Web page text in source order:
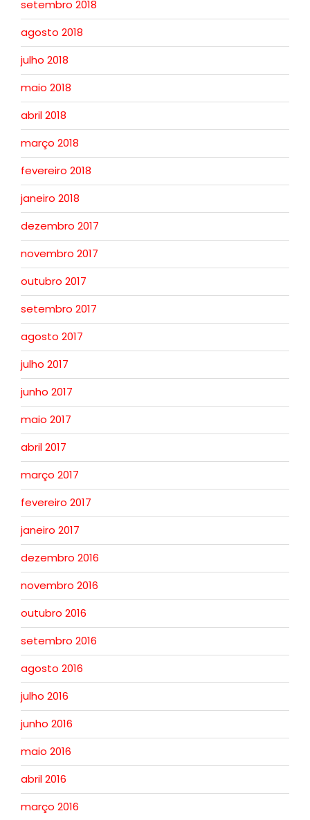
setembro 2018
agosto 2018
julho 2018
maio 2018
abril 2018
março 2018
fevereiro 2018
janeiro 2018
dezembro 2017
novembro 2017
outubro 2017
setembro 2017
agosto 2017
julho 2017
junho 2017
maio 2017
abril 2017
março 2017
fevereiro 2017
janeiro 2017
dezembro 2016
novembro 2016
outubro 2016
setembro 2016
agosto 2016
julho 2016
junho 2016
maio 2016
abril 2016
março 2016